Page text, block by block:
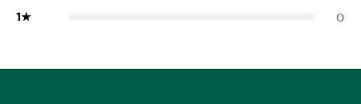
1★ 0